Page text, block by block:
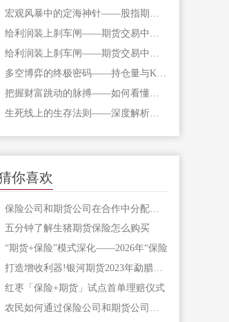
宏观风暴中的定海神针——股指期货的对
给利润装上刹车闸——期货交易中不可逾
把握财富跳动的脉搏——如何看懂期货主
生死线上的生存法则——深度解析期货爆
你喜欢
保险公司和期货公司在合作中分配风险的
五分钟了解生猪期货保险怎么购买
“期货+保险”模式深化——2026年“保险
打造增收利器!银河期货2023年勐腊县橡胶
红枣「保险+期货」试点首单理赔仪式
农民如何通过保险公司和期货公司的合作